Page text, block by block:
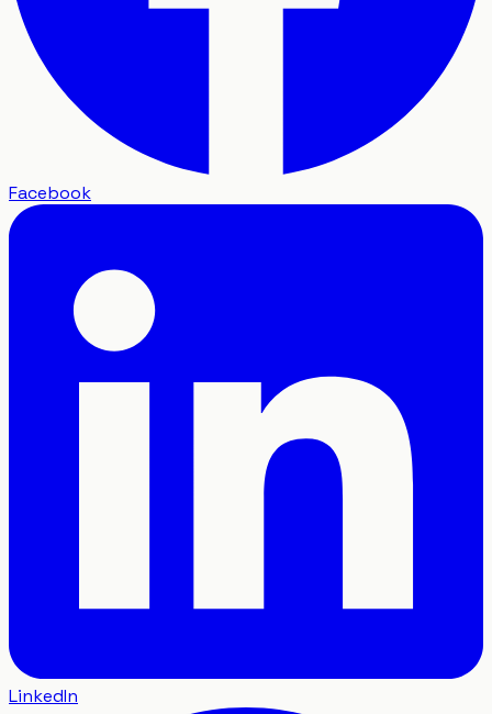
Facebook
LinkedIn